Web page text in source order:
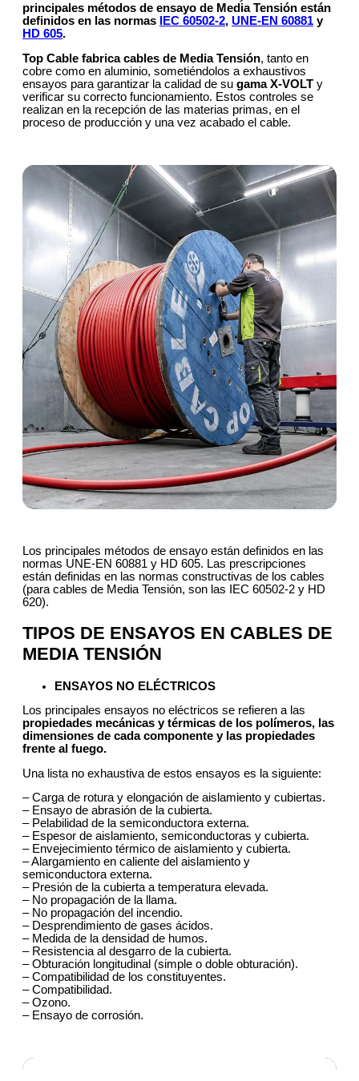
principales métodos de ensayo de Media Tensión están
definidos en las normas
IEC 60502-2, UNE-EN 60881 y
HD 605.
Top Cable fabrica cables de Media Tensión, tanto en
cobre como en aluminio, sometiéndolos a exhaustivos
ensayos para garantizar la calidad de su gama X-VOLT y
verificar su correcto funcionamiento. Estos controles se
realizan en la recepción de las materias primas, en el
proceso de producción y una vez acabado el cable.
Los principales métodos de ensayo están definidos en las
normas UNE-EN 60881 y HD 605. Las prescripciones
están definidas en las normas constructivas de los cables
(para cables de Media Tensión, son las IEC 60502-2 y HD
620).
TIPOS DE ENSAYOS EN CABLES DE
MEDIA TENSIÓN
ENSAYOS NO ELÉCTRICOS
Los principales ensayos no eléctricos se refieren a las
propiedades mecánicas y térmicas de los polímeros, las
dimensiones de cada componente y las propiedades
frente al fuego.
Una lista no exhaustiva de estos ensayos es la siguiente:
– Carga de rotura y elongación de aislamiento y cubiertas.
– Ensayo de abrasión de la cubierta.
– Pelabilidad de la semiconductora externa.
– Espesor de aislamiento, semiconductoras y cubierta.
– Envejecimiento térmico de aislamiento y cubierta.
– Alargamiento en caliente del aislamiento y
semiconductora externa.
– Presión de la cubierta a temperatura elevada.
– No propagación de la llama.
– No propagación del incendio.
– Desprendimiento de gases ácidos.
– Medida de la densidad de humos.
– Resistencia al desgarro de la cubierta.
– Obturación longitudinal (simple o doble obturación).
– Compatibilidad de los constituyentes.
– Compatibilidad.
– Ozono.
– Ensayo de corrosión.